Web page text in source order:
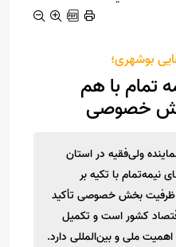
بوشهری؛
تمام با هم
خصوصی
ولی‌فقیه در استان
نیمه‌تمام با تکیه بر
ظرفیت بخش خصوصی تأکید
کشور است و تکمیل
ملی و بین‌المللی دارد.